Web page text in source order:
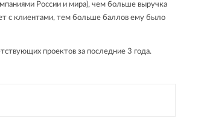
России и мира), чем больше выручка
с клиентами, тем больше баллов ему было
проектов за последние 3 года.